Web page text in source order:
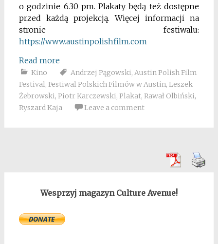
o godzinie 6.30 pm. Plakaty będą też dostępne
przed każdą projekcją. Więcej informacji na
stronie festiwalu:
https://www.austinpolishfilm.com
Read more
Kino Andrzej Pągowski, Austin Polish Film
Festival, Festiwal Polskich Filmów w Austin, Leszek
Żebrowski, Piotr Karczewski, Plakat, Rawał Olbiński,
Ryszard Kaja
Leave a comment
Wesprzyj magazyn Culture Avenue!